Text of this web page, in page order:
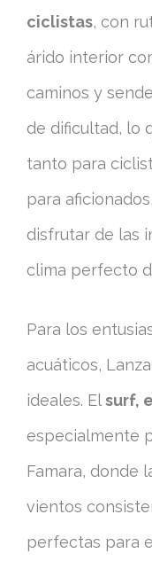
ciclistas, con
árido interior
caminos y
de dificultad, lo
tanto para
para
disfrutar de las
clima perfecto
Para los
acuáticos,
ideales. Elsurf,
especialmente
Famara, donde
vientos
perfectas para